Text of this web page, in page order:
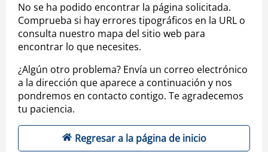
No se ha podido encontrar la página solicitada.
Comprueba si hay errores tipográficos en la URL o
consulta nuestro mapa del sitio web para
encontrar lo que necesites.
¿Algún otro problema? Envía un correo electrónico
a la dirección que aparece a continuación y nos
pondremos en contacto contigo. Te agradecemos
tu paciencia.
Regresar a la página de inicio